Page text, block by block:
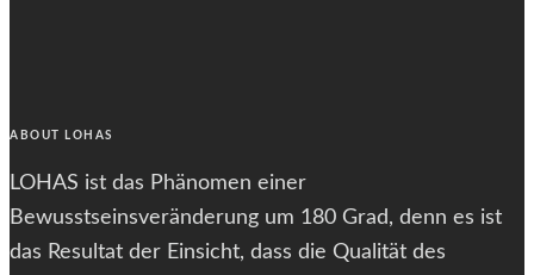
ABOUT LOHAS
LOHAS ist das Phänomen einer
Bewusstseinsveränderung um 180 Grad, denn es ist
das Resultat der Einsicht, dass die Qualität des